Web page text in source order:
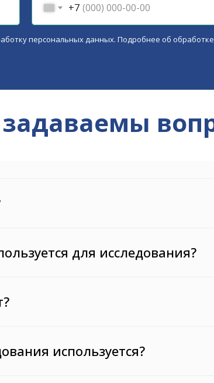
+7
персональных данных. Подробнее об
задаваемы
для исследования?
используется?